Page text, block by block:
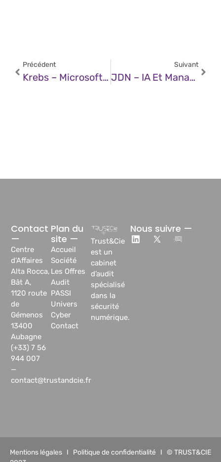
Précédent
Krebs – Microsoft Patch Tuesday, December 2025 Edition
Suivant
JDN – IA Et Management De Produit : Ce Qu’on Ne Vous Dit Pas
Trust&Cie
est un
cabinet
d’audit
spécialisé
dans la
sécurité
numérique.
Plan du
site —
Accueil
Société
Les Offres
Audit
PASSI
Univers
Cyber
Contact
Contact
—
Centre
d’Affaires
Alta Rocca,
Bât A,
1120 route
de
Gémenos
13400
Aubagne
(+33) 7 56
944 007
—
contact@trustandcie.fr
Nous suivre —
Mentions légales I Politique de confidentialité I © TRUST&CIE